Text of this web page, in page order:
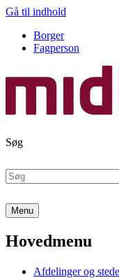
Gå til indhold
Borger
Fagperson
Søg
Menu
Hovedmenu
Afdelinger og